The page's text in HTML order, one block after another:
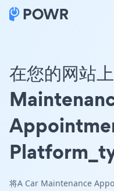
在您的网站
将A Car Maintenance